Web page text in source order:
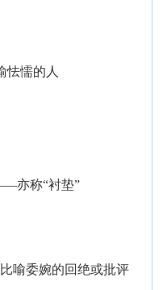
怯懦的人
亦称“衬垫”
比喻委婉的回绝或批评